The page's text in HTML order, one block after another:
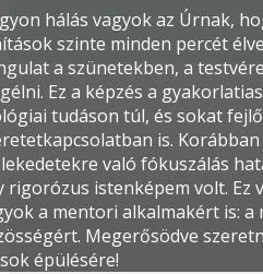
hálás vagyok az Úrnak,
szinte minden percét
a szünetekben, a
Ez a képzés a
tudáson túl, és sokat
is.
való fókuszálás
rigorózus istenképem volt. Ez
a mentori alkalmakért is:
Megerősödve
épülésére!